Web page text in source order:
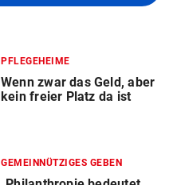
PFLEGEHEIME
Wenn zwar das Geld, aber
kein freier Platz da ist
GEMEINNÜTZIGES GEBEN